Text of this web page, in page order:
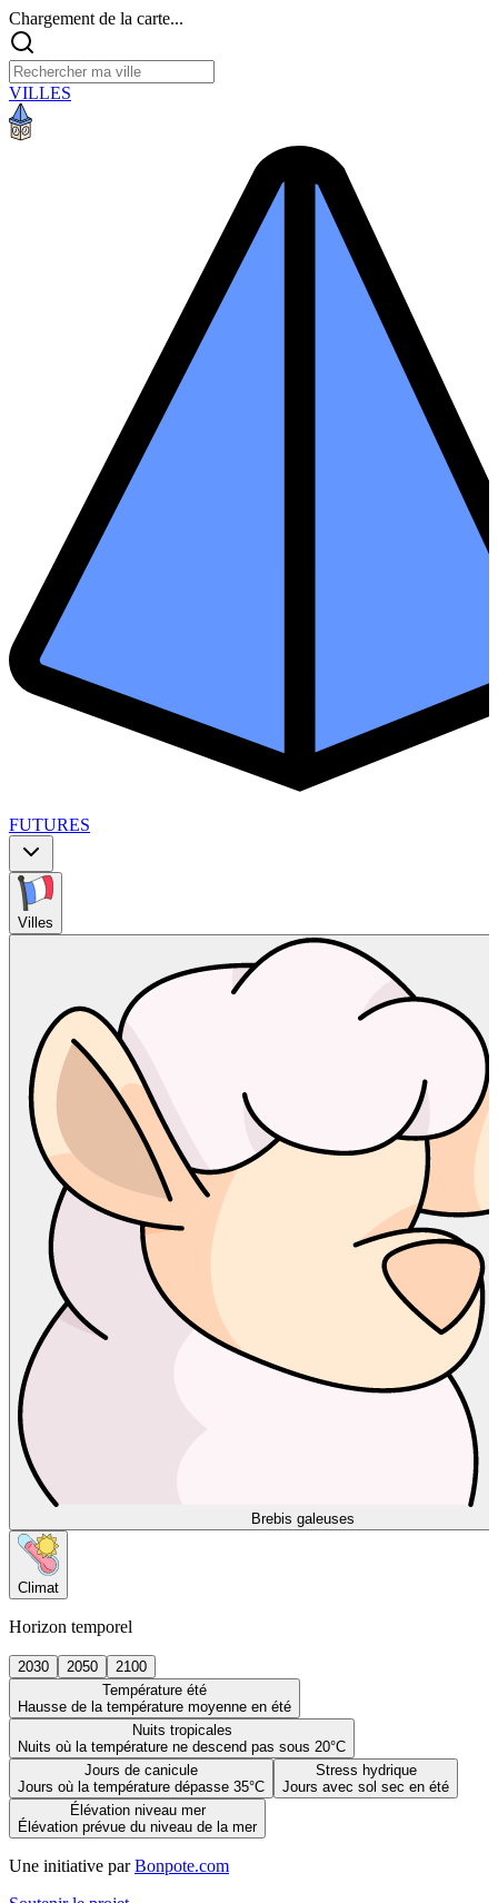
Chargement de la carte...
VILLES
FUTURES
Villes
Brebis galeuses
Climat
Horizon temporel
2030 2050
2100
Température été
Hausse de la température moyenne en été
Nuits tropicales
Nuits où la température ne descend pas sous 20°C
Jours de canicule
Jours où la température dépasse 35°C
Stress hydrique
Jours avec sol sec en été
Élévation niveau mer
Élévation prévue du niveau de la mer
Une initiative par Bonpote.com